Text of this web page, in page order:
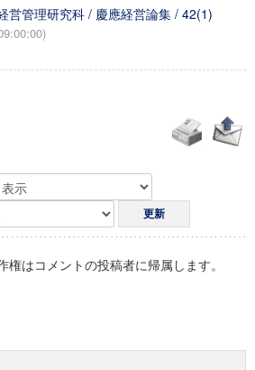
営管理研究科 / 慶應経営論集 / 42(1)
権はコメントの投稿者に帰属します。